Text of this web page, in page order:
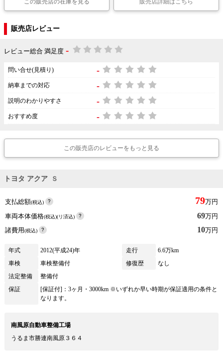
この販売店の在庫を見る 販売店詳細はこちら
販売店レビュー
レビュー総合 満足度 -
問い合せ(見積り) -
納車までの対応 -
説明のわかりやすさ -
おすすめ度 -
この販売店のレビューをもっと見る
トヨタ アクア Ｓ
支払総額(税込) 79万円
車両本体価格(税込)(リ済込) 69万円
諸費用(税込) 10万円
年式 2012(平成24)年 走行
6.6万km
車検
車検整備付 修復歴
なし
法定整備
整備付
保証
[保証付]：3ヶ月・3000km ※いずれか早い時期が保証適用の条件と
なります。
南風原自動車整備工場
うるま市勝連南風原３６４